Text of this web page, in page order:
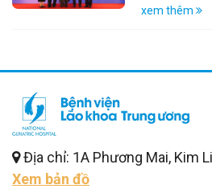
xem thêm
Địa chỉ: 1A Phương Mai, Kim
Xem bản đồ